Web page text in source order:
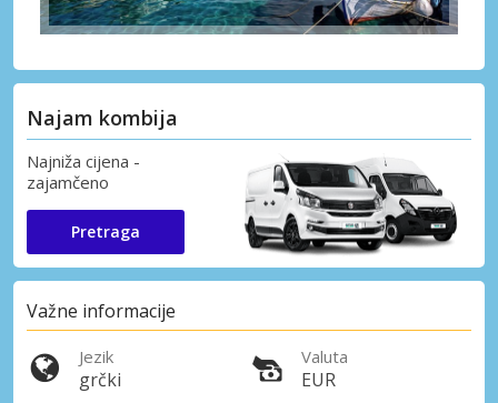
Najam kombija
Najniža cijena -
zajamčeno
Pretraga
Važne informacije
Jezik
grčki
Valuta
EUR